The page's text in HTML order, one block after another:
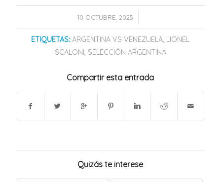
10 OCTUBRE, 2025
/
ETIQUETAS: ARGENTINA VS VENEZUELA, LIONEL
SCALONI , SELECCIÓN ARGENTINA
Compartir esta entrada
Quizás te interese